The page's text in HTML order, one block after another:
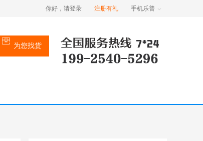
你好，请登录 注册有礼 手机乐普
为您找货